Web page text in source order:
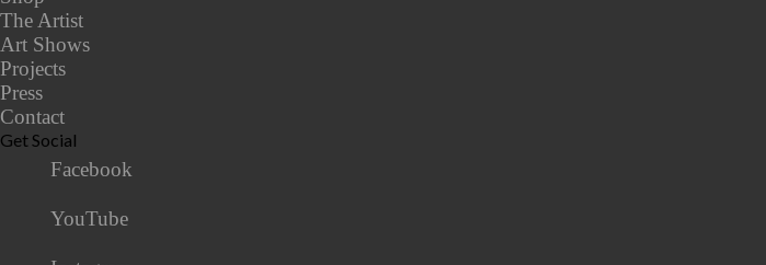
The Artist
Art Shows
Projects
Press
Contact
Get Social
Facebook
YouTube